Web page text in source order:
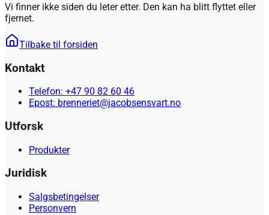
Vi finner ikke siden du leter etter. Den kan ha blitt flyttet eller
fjernet.
Tilbake til forsiden
Kontakt
Telefon: +47 90 82 60 46
Epost: brenneriet@jacobsensvart.no
Utforsk
Produkter
Juridisk
Salgsbetingelser
Personvern